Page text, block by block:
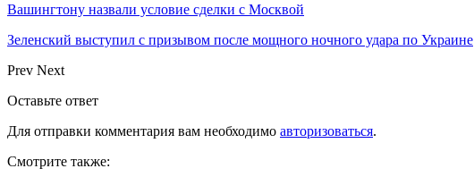
Вашингтону назвали условие сделки с Москвой
Зеленский выступил с призывом после мощного ночного удара по Украине
Prev Next
Оставьте ответ
Для отправки комментария вам необходимо авторизоваться.
Смотрите также: